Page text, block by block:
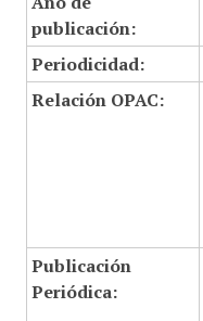
publicación:
Periodicidad:
Relación OPAC:
Publicación
Periódica: